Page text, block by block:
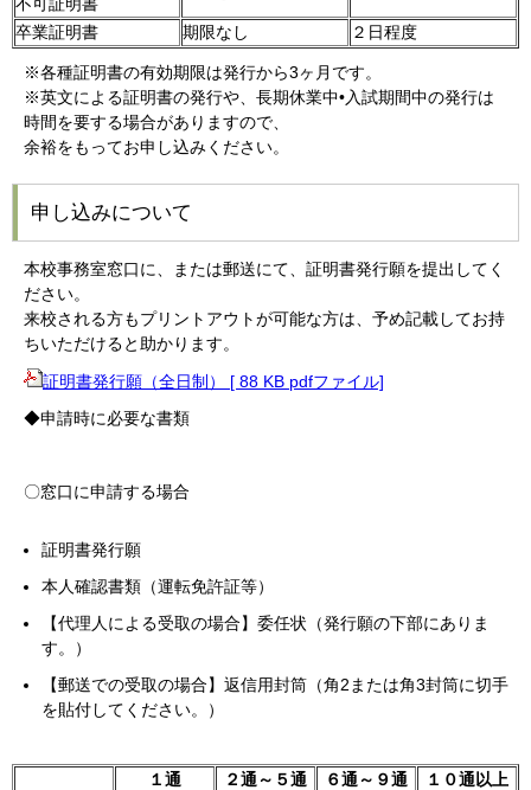
卒業証明書 期限なし ２日程度
※各種証明書の有効期限は発行から3ヶ月です。
※英文による証明書の発行や、長期休業中•入試期間中の発行は
時間を要する場合がありますので、
余裕をもってお申し込みください。
申し込みについて
本校事務室窓口に、または郵送にて、証明書発行願を提出してく
ださい。
来校される方もプリントアウトが可能な方は、予め記載してお持
ちいただけると助かります。
証明書発行願（全日制） [ 88 KB pdfファイル]
◆申請時に必要な書類
〇窓口に申請する場合
証明書発行願
本人確認書類（運転免許証等）
【代理人による受取の場合】委任状（発行願の下部にありま
す。）
【郵送での受取の場合】返信用封筒（角2または角3封筒に切手
を貼付してください。）
１通 ２通～５通 ６通～９通
１０通以上